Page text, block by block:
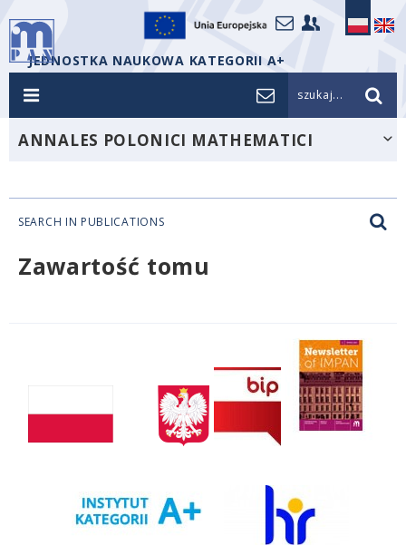
JEDNOSTKA NAUKOWA KATEGORII A+
szukaj...
ANNALES POLONICI MATHEMATICI
SEARCH IN PUBLICATIONS
Zawartość tomu